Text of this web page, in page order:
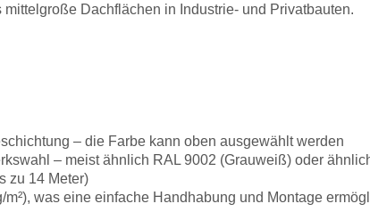
Dachflächen in Industrie- und Privatbauten.
– die Farbe kann oben ausgewählt werden
– meist ähnlich RAL 9002 (Grauweiß) oder
zu 14 Meter)
was eine einfache Handhabung und Montage